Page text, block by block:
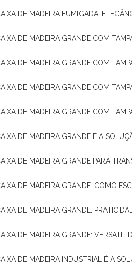
CAIXA DE MADEIRA FUMIGADA:
CAIXA DE MADEIRA GRANDE COM
CAIXA DE MADEIRA GRANDE COM
CAIXA DE MADEIRA GRANDE COM
CAIXA DE MADEIRA GRANDE COM
CAIXA DE MADEIRA GRANDE É A
CAIXA DE MADEIRA GRANDE PARA
CAIXA DE MADEIRA GRANDE: COMO
CAIXA DE MADEIRA GRANDE:
CAIXA DE MADEIRA GRANDE:
CAIXA DE MADEIRA INDUSTRIAL É A